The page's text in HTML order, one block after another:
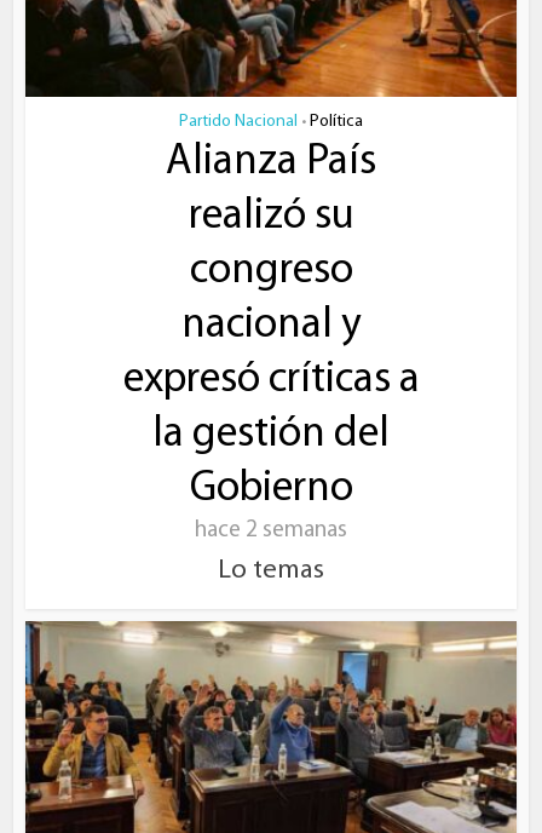
Partido Nacional • Política
Alianza País
realizó su
congreso
nacional y
expresó críticas a
la gestión del
Gobierno
hace 2 semanas
Lo temas